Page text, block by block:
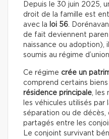
Depuis le 30 juin 2025,
droit de la famille est
avec la loi 56 .
de fait deviennent
naissance ou adoption),
soumis au régime
Ce régime crée un
comprend certains
résidence principale ,
les véhicules utilisés par
séparation ou de
partagés entre les
Le conjoint survivant